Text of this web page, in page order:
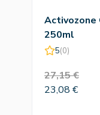
Activozone
250ml
5(0)
27,15 €
23,08 €